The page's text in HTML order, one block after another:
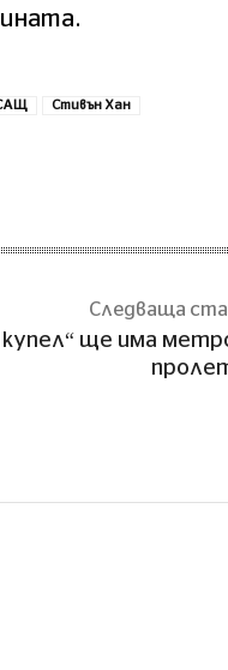
Стивън Хан
Следваща
купел“ ще има